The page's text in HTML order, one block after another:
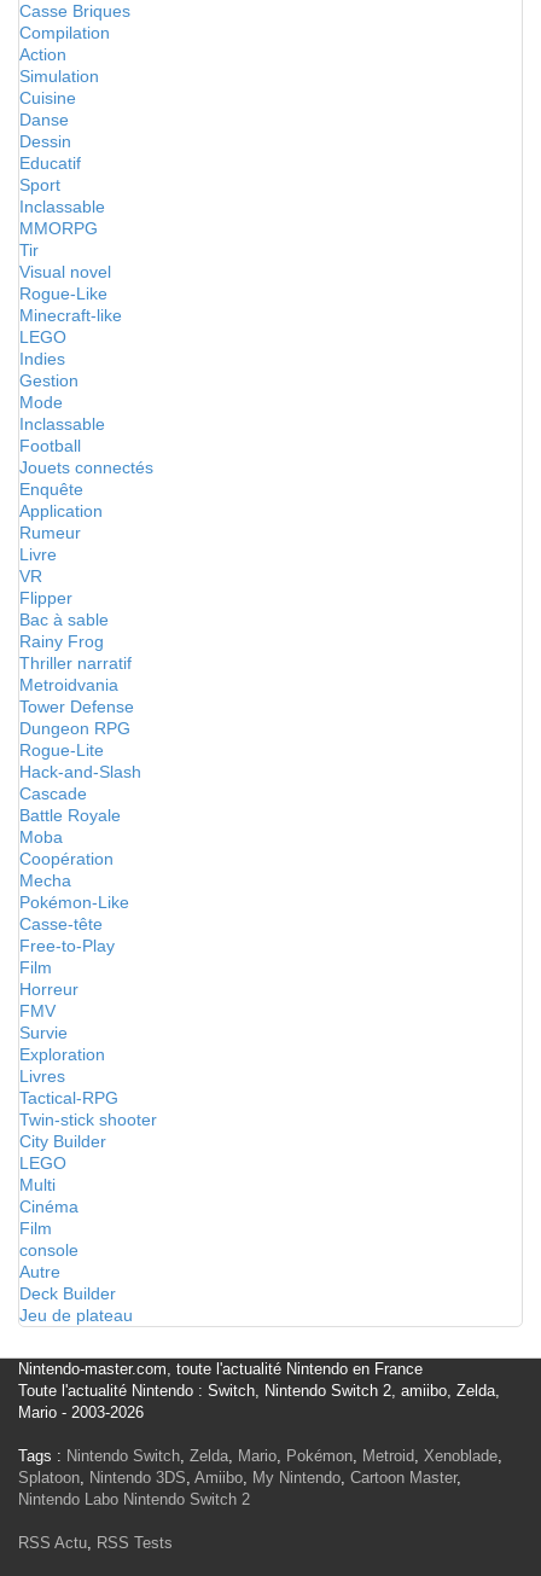
Casse Briques
Compilation
Action
Simulation
Cuisine
Danse
Dessin
Educatif
Sport
Inclassable
MMORPG
Tir
Visual novel
Rogue-Like
Minecraft-like
LEGO
Indies
Gestion
Mode
Inclassable
Football
Jouets connectés
Enquête
Application
Rumeur
Livre
VR
Flipper
Bac à sable
Rainy Frog
Thriller narratif
Metroidvania
Tower Defense
Dungeon RPG
Rogue-Lite
Hack-and-Slash
Cascade
Battle Royale
Moba
Coopération
Mecha
Pokémon-Like
Casse-tête
Free-to-Play
Film
Horreur
FMV
Survie
Exploration
Livres
Tactical-RPG
Twin-stick shooter
City Builder
LEGO
Multi
Cinéma
Film
console
Autre
Deck Builder
Jeu de plateau
Nintendo-master.com, toute l'actualité Nintendo en France
Toute l'actualité Nintendo : Switch, Nintendo Switch 2, amiibo, Zelda,
Mario - 2003-2026
Tags : Nintendo Switch, Zelda, Mario, Pokémon, Metroid, Xenoblade,
Splatoon, Nintendo 3DS, Amiibo, My Nintendo, Cartoon Master,
Nintendo Labo Nintendo Switch 2
RSS Actu, RSS Tests